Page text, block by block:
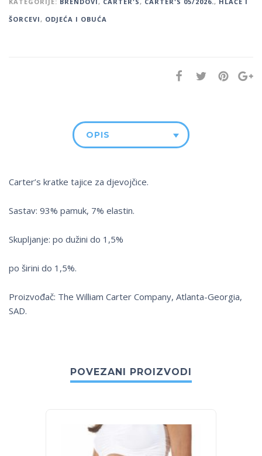
ŠORCEVI, ODJEĆA I OBUĆA
OPIS
Carter’s kratke tajice za djevojčice.
Sastav: 93% pamuk, 7% elastin.
Skupljanje: po dužini do 1,5%
po širini do 1,5%.
Proizvođač: The William Carter Company, Atlanta-Georgia,
SAD.
POVEZANI PROIZVODI